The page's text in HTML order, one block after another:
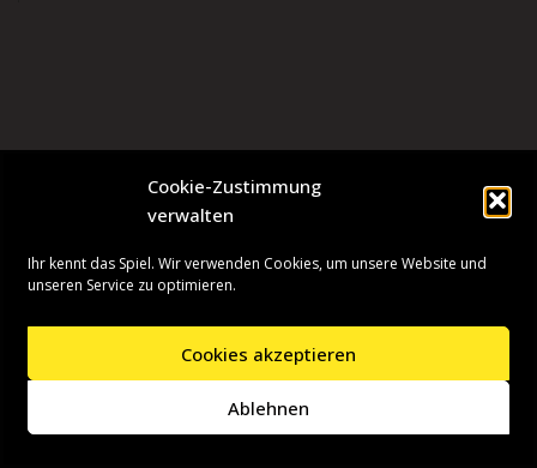
Cookie-Zustimmung
verwalten
Ihr kennt das Spiel. Wir verwenden Cookies, um unsere Website und
unseren Service zu optimieren.
Cookies akzeptieren
Ablehnen
| Präsentiert vonWordPress
Presseinformationen